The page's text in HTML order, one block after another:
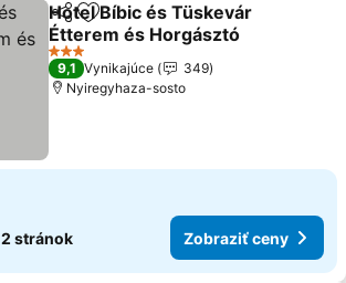
ZdieľaťPridať do obľúbených
Hotel Bíbic és Tüskevár
Étterem és Horgásztó
3 Počet hviezdičiek
9,1 Vynikajúce
349
Nyiregyhaza-sosto
2 stránok Zobraziť ceny